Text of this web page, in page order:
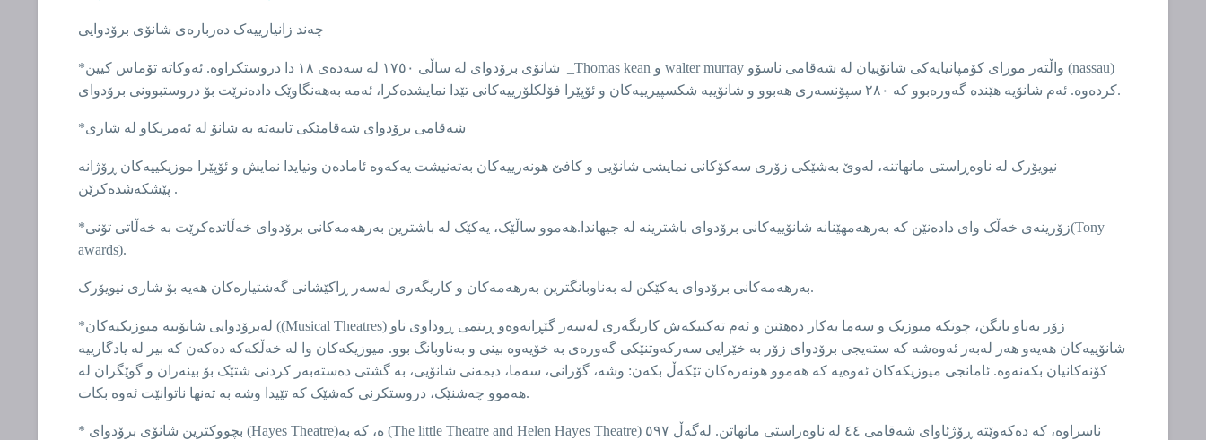
چەند زانیارییەک دەربارەی شانۆی برۆدوایی
*شانۆی برۆدوای لە ساڵی ١٧٥٠ لە سەدەی ١٨ دا دروستکراوە. ئەوکاتە تۆماس کیین _Thomas kean و walter murray واڵتەر مورای کۆمپانیایەکی شانۆییان لە شەقامی ناسۆو (nassau)
کردەوە. ئەم شانۆیە هێندە گەورەبوو کە ٢٨٠ سپۆنسەری هەبوو و شانۆییە شکسپیرییەکان و ئۆپێرا فۆلکلۆرییەکانی تێدا نمایشدەکرا، ئەمە بەهەنگاوێک دادەنرێت بۆ دروستبوونی برۆدوای.
*شەقامی برۆدوای شەقامێکی تایبەتە بە شانۆ لە ئەمریکاو لە شاری
نیویۆرک لە ناوەڕاستی مانهاتنە، لەوێ بەشێکی زۆری سەکۆکانی نمایشی شانۆیی و کافێ هونەرییەکان بەتەنیشت یەکەوە ئامادەن وتیایدا نمایش و ئۆپێرا موزیکییەکان ڕۆژانە
پێشکەشدەکرێن .
*زۆرینەی خەڵک وای دادەنێن کە بەرهەمهێنانە شانۆییەکانی برۆدوای باشترینە لە جیهاندا.هەموو ساڵێک، یەکێک لە باشترین بەرهەمەکانی برۆدوای خەڵاتدەکرێت بە خەڵاتی تۆنی(Tony
awards).
بەرهەمەکانی برۆدوای یەکێکن لە بەناوبانگترین بەرهەمەکان و کاریگەری لەسەر ڕاکێشانی گەشتیارەکان هەیە بۆ شاری نیویۆرک.
*لەبرۆدوایی شانۆییە میوزیکیەکان ((Musical Theatres) زۆر بەناو بانگن، چونکە میوزیک و سەما بەکار دەهێنن و ئەم تەکنیکەش کاریگەری لەسەر گێڕانەوەو ڕیتمی ڕوداوی ناو
شانۆییەکان هەیەو هەر لەبەر ئەوەشە کە ستەیجی برۆدوای زۆر بە خێرایی سەرکەوتنێکی گەورەی بە خۆیەوە بینی و بەناوبانگ بوو. میوزیکەکان وا لە خەڵکەکە دەکەن کە بیر لە یادگارییە
کۆنەکانیان بکەنەوە. ئامانجی میوزیکەکان ئەوەیە کە هەموو هونەرەکان تێکەڵ بکەن: وشە، گۆرانی، سەما، دیمەنی شانۆیی، بە گشتی دەستەبەر کردنی شتێک بۆ بینەران و گوێگران لە
هەموو چەشنێک، دروستکرنی کەشێک کە تێیدا وشە بە تەنها ناتوانێت ئەوە بکات.
* بچووکترین شانۆی برۆدوای (Hayes Theatre)ە، کە بە (The little Theatre and Helen Hayes Theatre) ناسراوە، کە دەکەوێتە ڕۆژئاوای شەقامی ٤٤ لە ناوەراستی مانهاتن. لەگەڵ ٥٩٧